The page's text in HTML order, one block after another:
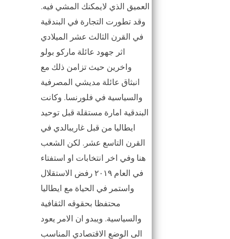
العميق الذي لايمكنك المشي فيه.
وقد تطورت التجارة في البندقية
في القرن الثالث عشر الميلادي
اثر جهود عائلة ماركو بولو
واخرين حيث تزامن ذلك مع
انبثاق عائلة مديشي المصرفية
والسياسية في فلورنسا. وكانت
البندقية امارة مستقلة قبل توحيد
ايطاليا من قبل غاريبالدي في
القرن التاسع عشر. لكن الشعب
هنا وفي اخر انتخابات او استفتاء
في العام ٢٠١٩ رفض الاستقلال
واستمر في الحياة مع ايطاليا
محتفظا بحقوقه الثقافية
والسياسية. ويبدو ان الامر يعود
الى الوضع الاقتصادي المناسب